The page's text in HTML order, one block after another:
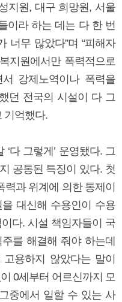
지원, 대구 희망원, 서울
이라 하는 데는 다 한 번
너무 많았다”며 “피해자
지원에서만 폭력적으로
강제노역이나 폭력을
던 전국의 시설이 다 그
기억했다.
다 그렇게’ 운영됐다. 그
공통된 특징이 있다. 첫
력과 위계에 의한 통제이
대신해 수용인이 수용
다. 시설 책임자들이 국
를 해결해 줘야 하는데
용하지 않았다는 말이
0세부터 어르신까지 모
중에서 일할 수 있는 사